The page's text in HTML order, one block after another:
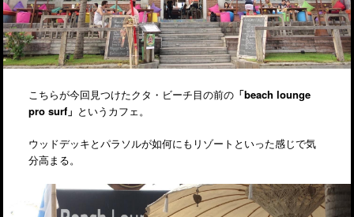
こちらが今回見つけたクタ・ビーチ目の前の「beach lounge
pro surf」 というカフェ。
ウッドデッキとパラソルが如何にもリゾートといった感じで気
分高まる。